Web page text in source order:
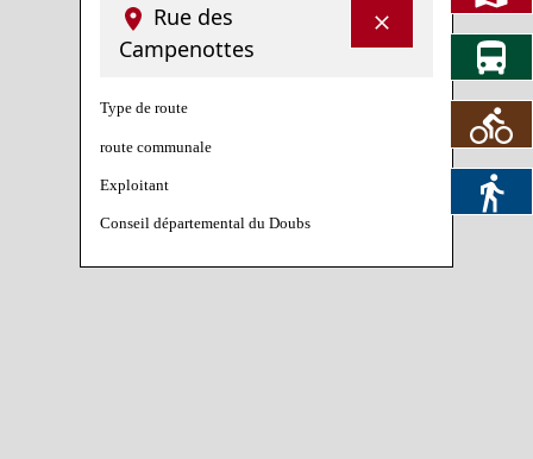
Rue des
Campenottes
Type de route
route communale
Exploitant
Conseil départemental du Doubs